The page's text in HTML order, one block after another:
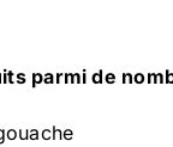
parmi de